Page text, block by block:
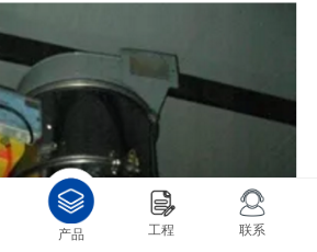
产品 工程 联系